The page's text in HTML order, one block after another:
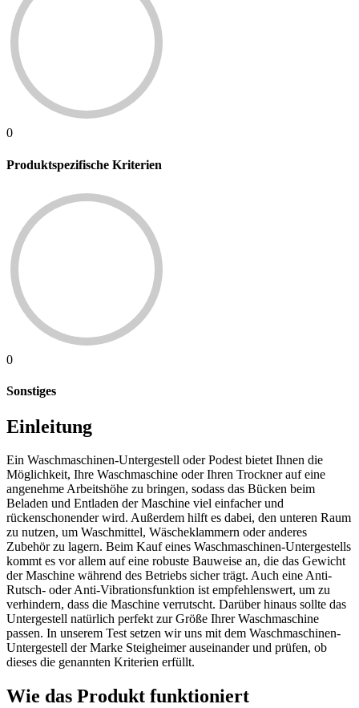
0
Produktspezifische Kriterien
0
Sonstiges
Einleitung
Ein Waschmaschinen-Untergestell oder Podest bietet Ihnen die
Möglichkeit, Ihre Waschmaschine oder Ihren Trockner auf eine
angenehme Arbeitshöhe zu bringen, sodass das Bücken beim
Beladen und Entladen der Maschine viel einfacher und
rückenschonender wird. Außerdem hilft es dabei, den unteren Raum
zu nutzen, um Waschmittel, Wäscheklammern oder anderes
Zubehör zu lagern. Beim Kauf eines Waschmaschinen-Untergestells
kommt es vor allem auf eine robuste Bauweise an, die das Gewicht
der Maschine während des Betriebs sicher trägt. Auch eine Anti-
Rutsch- oder Anti-Vibrationsfunktion ist empfehlenswert, um zu
verhindern, dass die Maschine verrutscht. Darüber hinaus sollte das
Untergestell natürlich perfekt zur Größe Ihrer Waschmaschine
passen. In unserem Test setzen wir uns mit dem Waschmaschinen-
Untergestell der Marke Steigheimer auseinander und prüfen, ob
dieses die genannten Kriterien erfüllt.
Wie das Produkt funktioniert